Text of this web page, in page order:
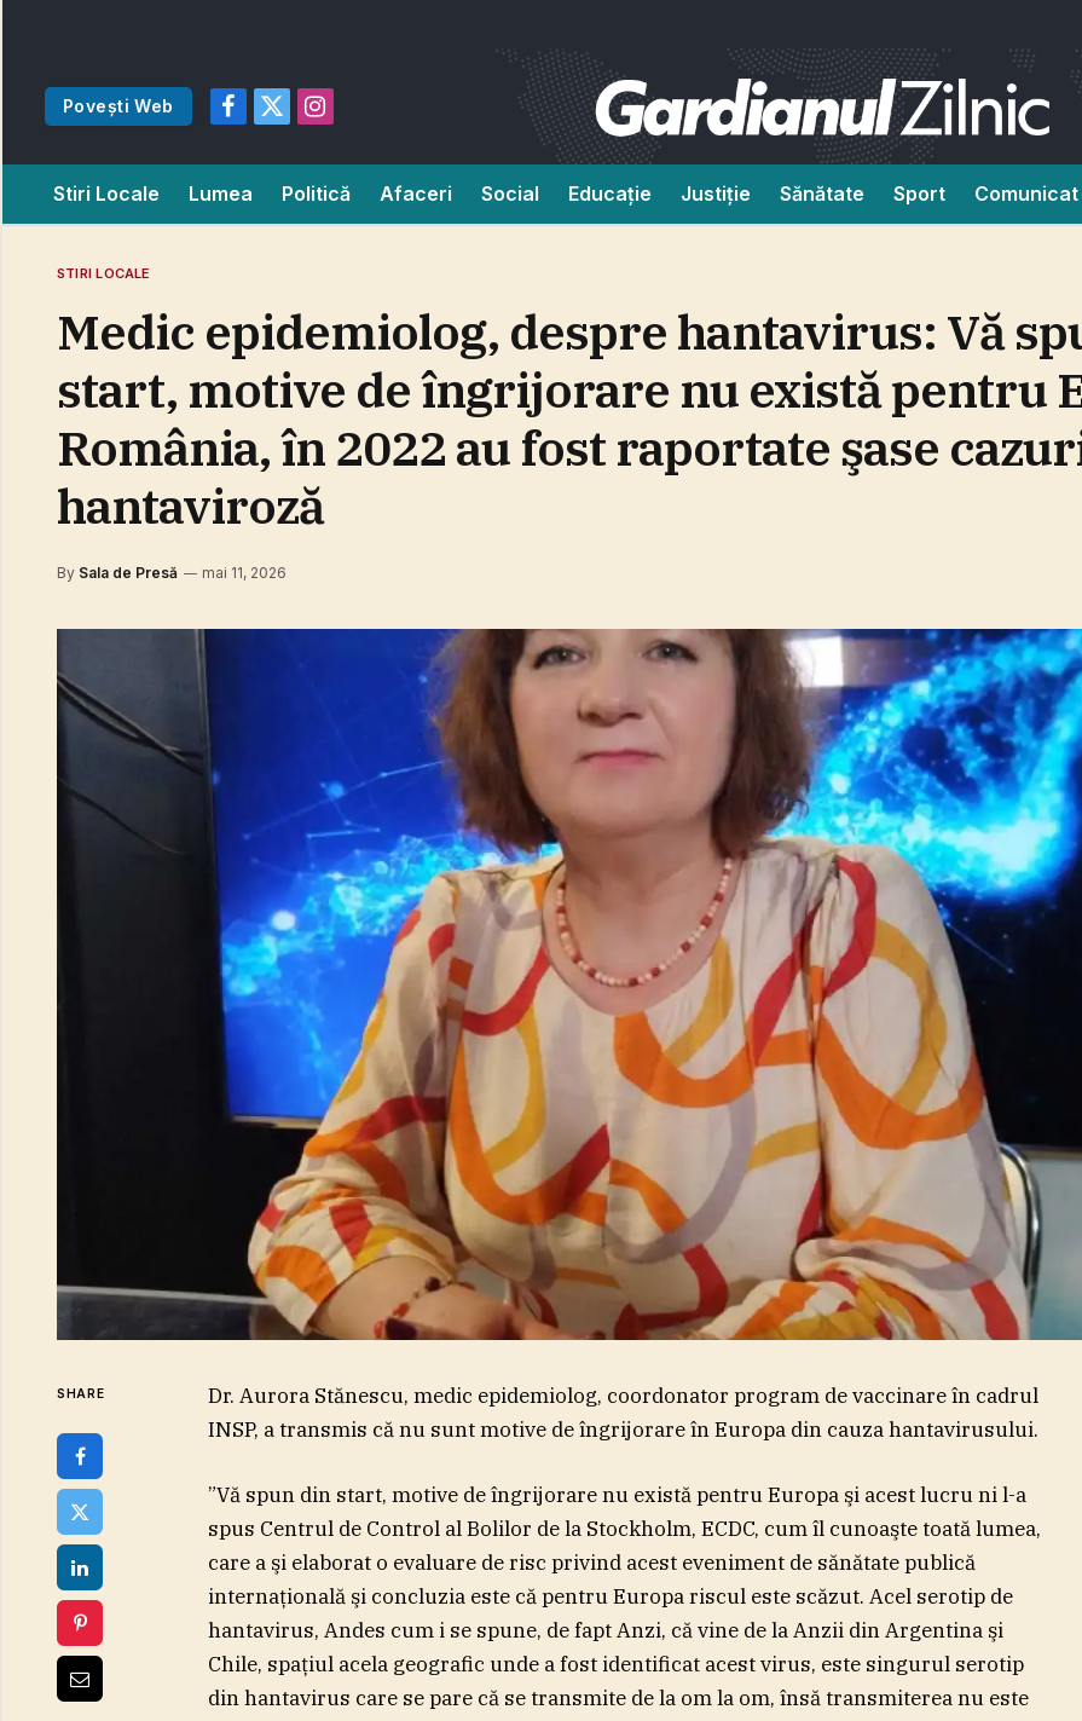
Povești Web
Facebook
X
Instagram
Stiri Locale Lumea Politică Afaceri Social Educație Justiție Sănătate Sport
STIRI LOCALE
Medic epidemiolog, despre hantavirus: Vă
start, motive de îngrijorare nu există pentru
România, în 2022 au fost raportate şase
hantaviroză
By Sala de Presă mai 11, 2026
SHARE
Dr. Aurora Stănescu, medic epidemiolog, coordonator program de vaccinare în cadrul
INSP, a transmis că nu sunt motive de îngrijorare în Europa din cauza hantavirusului.
”Vă spun din start, motive de îngrijorare nu există pentru Europa şi acest lucru ni l-a
spus Centrul de Control al Bolilor de la Stockholm, ECDC, cum îl cunoaşte toată lumea,
care a şi elaborat o evaluare de risc privind acest eveniment de sănătate publică
internaţională şi concluzia este că pentru Europa riscul este scăzut. Acel serotip de
hantavirus, Andes cum i se spune, de fapt Anzi, că vine de la Anzii din Argentina şi
Chile, spaţiul acela geografic unde a fost identificat acest virus, este singurul serotip
din hantavirus care se pare că se transmite de la om la om, însă transmiterea nu este